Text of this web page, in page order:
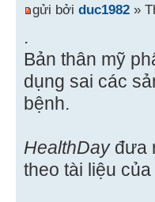
gửi bởi duc1982 »
.
Bản thân mỹ
dụng sai các
bệnh.
HealthDayđưa
theo tài liệu